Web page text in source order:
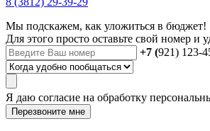
Мы подскажем, как уложиться в бюджет!
Для этого просто оставьте свой номер и
+7 (921) 123-
Я даю согласие на обработку
Перезвоните мне